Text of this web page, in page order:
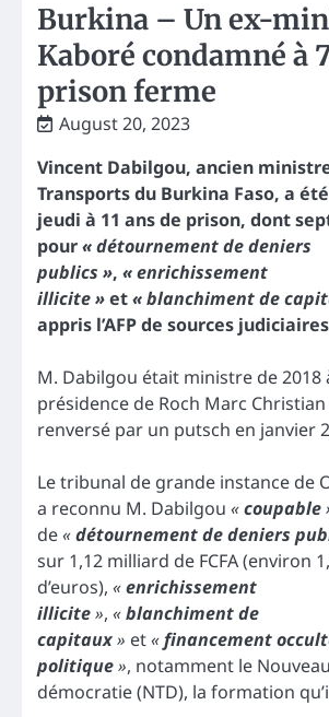
Burkina – Un ex-
Kaboré condamné à
prison ferme
August 20, 2023
Vincent Dabilgou, ancien
Transports du Burkina Faso, a
jeudi à 11 ans de prison, dont
pour« détournement de deniers
publics », « enrichissement
illicite »et« blanchiment de
appris l’AFP de sources
M. Dabilgou était ministre de 2018
présidence de Roch Marc
renversé par un putsch en janvier
Le tribunal de grande instance de
a reconnu M. Dabilgou «coupable
de«détournement de deniers
sur 1,12 milliard de FCFA (environ
d’euros), «enrichissement
illicite», «blanchiment de
capitaux» et«financement
politique», notamment le
démocratie (NTD), la formation